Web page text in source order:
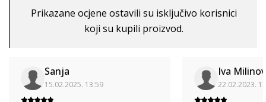
Prikazane ocjene ostavili su isključivo korisnici
koji su kupili proizvod.
Sanja
15.02.2025. 13:59
Iva
22.02.2023.